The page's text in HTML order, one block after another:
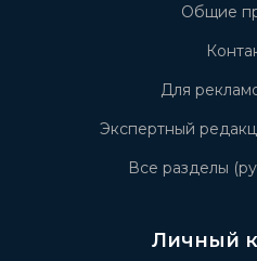
Общие
Для
Экспертный
Все разделы
Личный